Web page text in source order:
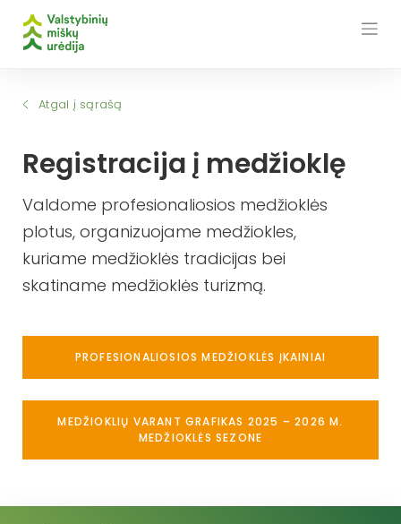
Atgal į sąrašą
Registracija į medžioklę
Valdome profesionaliosios medžioklės
plotus, organizuojame medžiokles,
kuriame medžioklės tradicijas bei
skatiname medžioklės turizmą.
PROFESIONALIOSIOS MEDŽIOKLĖS ĮKAINIAI
MEDŽIOKLIŲ VARANT GRAFIKAS 2025 – 2026 M.
MEDŽIOKLĖS SEZONE